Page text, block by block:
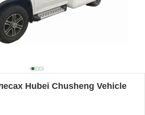
Hubei Chusheng Vehicle